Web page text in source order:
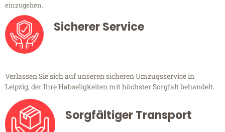
einzugehen.
Sicherer Service
Verlassen Sie sich auf unseren sicheren Umzugsservice in
Leipzig, der Ihre Habseligkeiten mit höchster Sorgfalt behandelt.
Sorgfältiger Transport